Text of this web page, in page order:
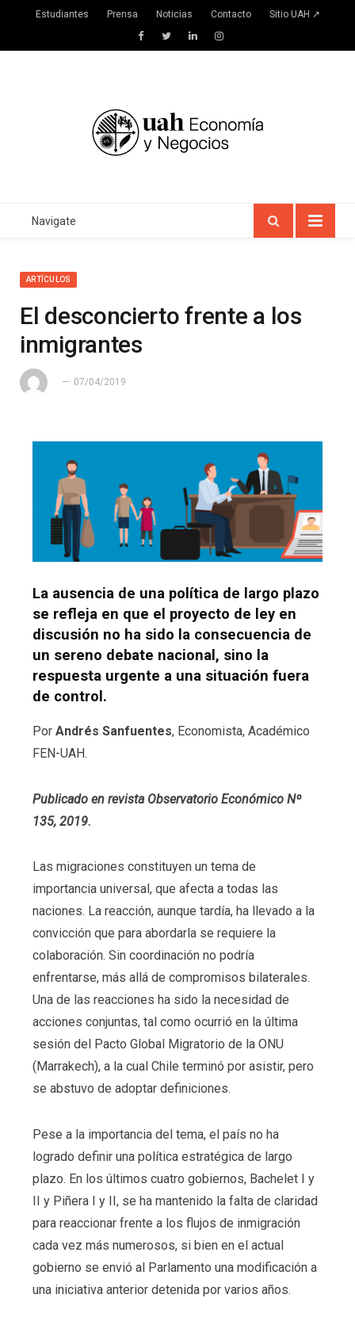
Estudiantes Prensa Noticias Contacto Sitio UAH ↗
FacebookTwitterLinkedInInstagram
Navigate
ARTÍCULOS
El desconcierto frente a los
inmigrantes
07/04/2019
La ausencia de una política de largo plazo
se refleja en que el proyecto de ley en
discusión no ha sido la consecuencia de
un sereno debate nacional, sino la
respuesta urgente a una situación fuera
de control.
Por Andrés Sanfuentes, Economista, Académico
FEN-UAH.
Publicado en revista Observatorio Económico Nº
135, 2019.
Las migraciones constituyen un tema de
importancia universal, que afecta a todas las
naciones. La reacción, aunque tardía, ha llevado a la
convicción que para abordarla se requiere la
colaboración. Sin coordinación no podría
enfrentarse, más allá de compromisos bilaterales.
Una de las reacciones ha sido la necesidad de
acciones conjuntas, tal como ocurrió en la última
sesión del Pacto Global Migratorio de la ONU
(Marrakech), a la cual Chile terminó por asistir, pero
se abstuvo de adoptar definiciones.
Pese a la importancia del tema, el país no ha
logrado definir una política estratégica de largo
plazo. En los últimos cuatro gobiernos, Bachelet I y
II y Piñera I y II, se ha mantenido la falta de claridad
para reaccionar frente a los flujos de inmigración
cada vez más numerosos, si bien en el actual
gobierno se envió al Parlamento una modificación a
una iniciativa anterior detenida por varios años.